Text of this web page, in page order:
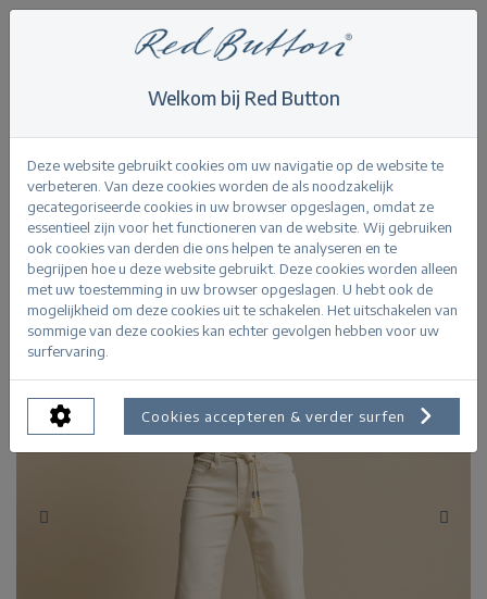
Colette & Belt Ecru
Terug
Welkom bij Red Button
Deze website gebruikt cookies om uw navigatie op de website te
verbeteren. Van deze cookies worden de als noodzakelijk
gecategoriseerde cookies in uw browser opgeslagen, omdat ze
essentieel zijn voor het functioneren van de website. Wij gebruiken
ook cookies van derden die ons helpen te analyseren en te
begrijpen hoe u deze website gebruikt. Deze cookies worden alleen
met uw toestemming in uw browser opgeslagen. U hebt ook de
mogelijkheid om deze cookies uit te schakelen. Het uitschakelen van
sommige van deze cookies kan echter gevolgen hebben voor uw
surfervaring.
Cookies accepteren & verder surfen